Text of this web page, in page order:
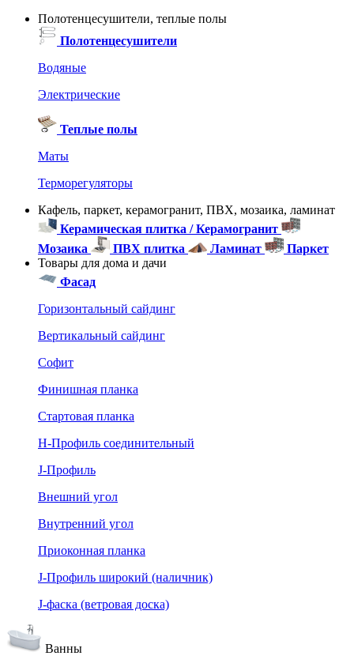
Полотенцесушители, теплые полы
Полотенцесушители
Водяные
Электрические
Теплые полы
Маты
Терморегуляторы
Кафель, паркет, керамогранит, ПВХ, мозаика, ламинат
Керамическая плитка / Керамогранит
Мозаика
ПВХ плитка Ламинат
Паркет
Товары для дома и дачи
Фасад
Горизонтальный сайдинг
Вертикальный сайдинг
Софит
Финишная планка
Стартовая планка
Н-Профиль соединительный
J-Профиль
Внешний угол
Внутренний угол
Приоконная планка
J-Профиль широкий (наличник)
J-фаска (ветровая доска)
Ванны